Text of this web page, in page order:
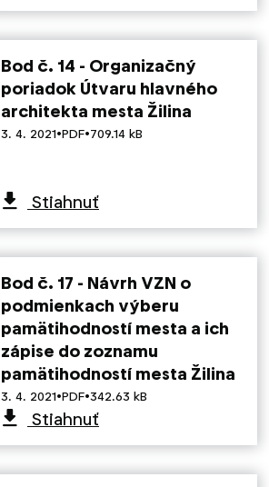
Bod č. 14 - Organizačný
poriadok Útvaru hlavného
architekta mesta Žilina
3. 4. 2021·PDF·709.14 kB
Stiahnuť
Bod č. 17 - Návrh VZN o
podmienkach výberu
pamätihodností mesta a ich
zápise do zoznamu
pamätihodností mesta Žilina
3. 4. 2021·PDF·342.63 kB
Stiahnuť